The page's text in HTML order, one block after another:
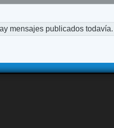
mensajes publicados todavía.